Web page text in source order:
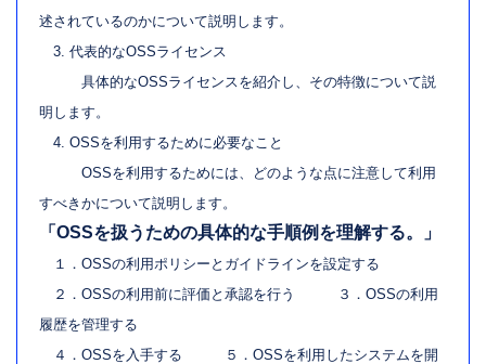
述されているのかについて説明します。
3. 代表的なOSSライセンス
具体的なOSSライセンスを紹介し、その特徴について説
明します。
4. OSSを利用するために必要なこと
OSSを利用するためには、どのような点に注意して利用
すべきかについて説明します。
「OSSを扱うための具体的な手順例を理解する。」
１．OSSの利用ポリシーとガイドラインを設定する
２．OSSの利用前に評価と承認を行う ３．OSSの利用
履歴を管理する
４．OSSを入手する ５．OSSを利用したシステムを開